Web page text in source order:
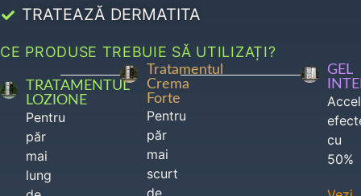
TRATEAZĂ DERMATITA
CE PRODUSE TREBUIE SĂ UTILIZAȚI?
TRATAMENTUL
LOZIONE
Pentru
păr
mai
lung
Tratamentul
Crema
Forte
Pentru
păr
mai
scurt
GEL
cu
50%